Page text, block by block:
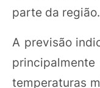
parte da região.
A previsão
temperaturas